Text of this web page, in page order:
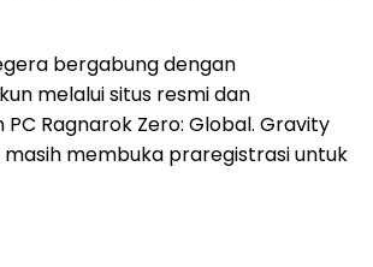
bergabung dengan
melalui situs resmi dan
Ragnarok Zero: Global. Gravity
masih membuka praregistrasi untuk